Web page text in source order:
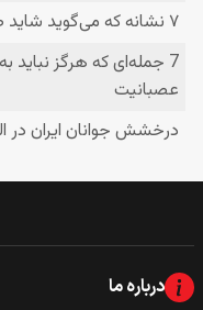
درباره ما